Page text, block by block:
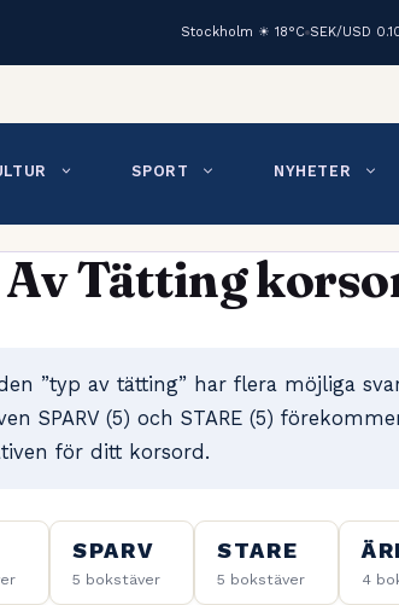
Stockholm ☀ 18°C SEK/USD
SPORT NYHETER
Tätting
”typ av tätting” har flera möjliga
SPARV (5) och STARE (5)
för ditt korsord.
SPARV
5 bokstäver
STARE
5 bokstäver 4